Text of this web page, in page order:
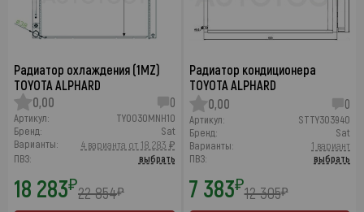
Радиатор охлаждения (1MZ)
TOYOTA ALPHARD
0,00
0
Артикул:
TY0030MNH10
Бренд:
Sat
Варианты:
4 варианта от 18 283 ₽
ПВЗ:
выбрать
18 283₽22 854₽
Радиатор кондиционера
TOYOTA ALPHARD
0,00
0
Артикул:
STTY303940
Бренд:
Sat
Варианты:
1 вариант
ПВЗ:
выбрать
7 383₽12 305₽